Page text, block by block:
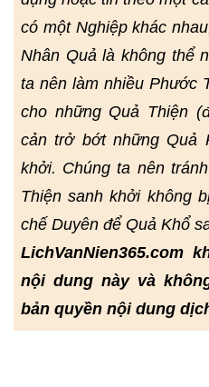
có một Nghiệp khác
Nhân Quả là không thể
ta nên làm nhiều Phước
cho những Quả Thiện
cản trở bớt những Quả
khởi. Chúng ta nên
Thiện sanh khởi không
chế Duyên để Quả Khổ
LichVanNien365.com
nội dung này và
bản quyền nội dung